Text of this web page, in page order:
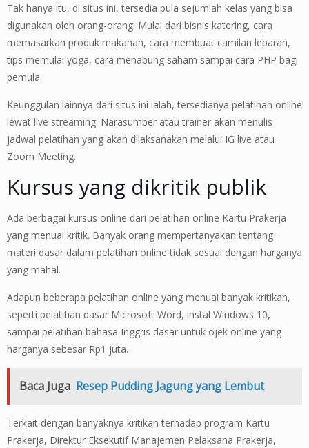
Tak hanya itu, di situs ini, tersedia pula sejumlah kelas yang bisa
digunakan oleh orang-orang. Mulai dari bisnis katering, cara
memasarkan produk makanan, cara membuat camilan lebaran,
tips memulai yoga, cara menabung saham sampai cara PHP bagi
pemula.
Keunggulan lainnya dari situs ini ialah, tersedianya pelatihan online
lewat live streaming. Narasumber atau trainer akan menulis
jadwal pelatihan yang akan dilaksanakan melalui IG live atau
Zoom Meeting.
Kursus yang dikritik publik
Ada berbagai kursus online dari pelatihan online Kartu Prakerja
yang menuai kritik. Banyak orang mempertanyakan tentang
materi dasar dalam pelatihan online tidak sesuai dengan harganya
yang mahal.
Adapun beberapa pelatihan online yang menuai banyak kritikan,
seperti pelatihan dasar Microsoft Word, instal Windows 10,
sampai pelatihan bahasa Inggris dasar untuk ojek online yang
harganya sebesar Rp1 juta.
Baca Juga Resep Pudding Jagung yang Lembut
Terkait dengan banyaknya kritikan terhadap program Kartu
Prakerja, Direktur Eksekutif Manajemen Pelaksana Prakerja,